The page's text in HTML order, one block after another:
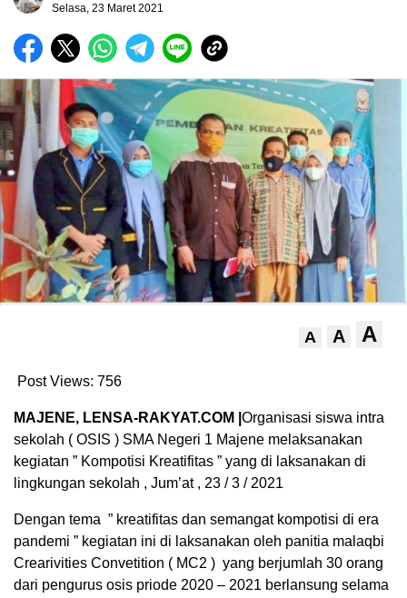
Selasa, 23 Maret 2021
A A A
Post Views: 756
MAJENE, LENSA-RAKYAT.COM | Organisasi siswa intra
sekolah ( OSIS ) SMA Negeri 1 Majene melaksanakan
kegiatan ” Kompotisi Kreatifitas ” yang di laksanakan di
lingkungan sekolah , Jum’at , 23 / 3 / 2021
Dengan tema ” kreatifitas dan semangat kompotisi di era
pandemi ” kegiatan ini di laksanakan oleh panitia malaqbi
Crearivities Convetition ( MC2 ) yang berjumlah 30 orang
dari pengurus osis priode 2020 – 2021 berlansung selama